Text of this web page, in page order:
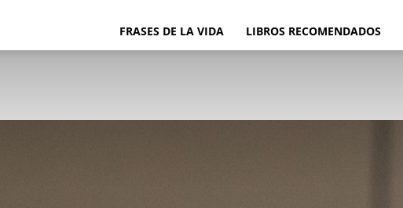
FRASES DE LA VIDA LIBROS RECOMENDADOS